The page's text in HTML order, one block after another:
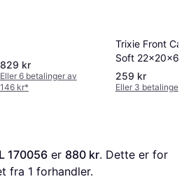
829 kr
Eller 6 betalinger av
146 kr*
Trixie Front
Soft
259 kr
Eller 3 betalinger
170056 er 880 kr. Dette er for
fra 1 forhandler.